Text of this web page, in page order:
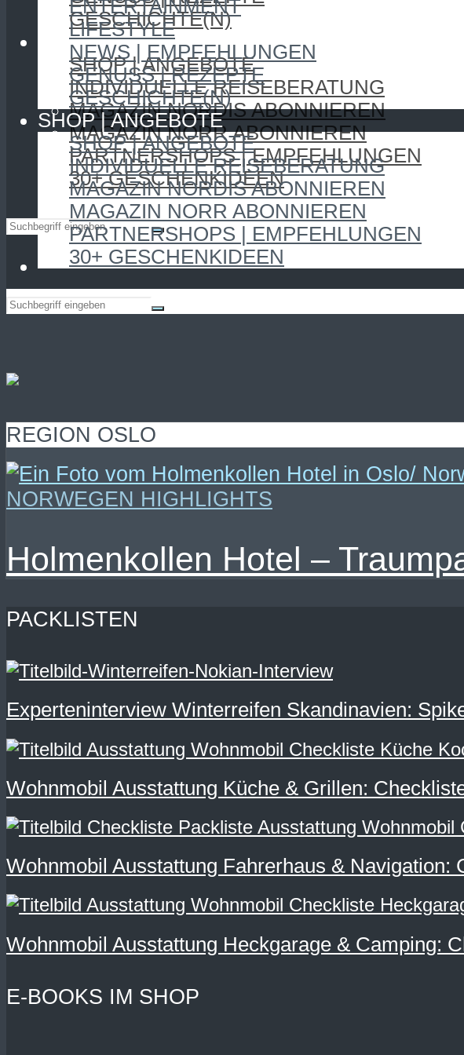
GESCHICHTE(N)
SHOP | ANGEBOTE
SHOP | ANGEBOTE
INDIVIDUELLE REISEBERATUNG
MAGAZIN NORDIS ABONNIEREN
MAGAZIN NORR ABONNIEREN
PARTNERSHOPS | EMPFEHLUNGEN
30+ GESCHENKIDEEN
ENTERTAINMENT
LIFESTYLE
NEWS | EMPFEHLUNGEN
GENUSS | REZEPTE
GESCHICHTE(N)
SHOP | ANGEBOTE
SHOP | ANGEBOTE
INDIVIDUELLE REISEBERATUNG
MAGAZIN NORDIS ABONNIEREN
MAGAZIN NORR ABONNIEREN
PARTNERSHOPS | EMPFEHLUNGEN
30+ GESCHENKIDEEN
REGION OSLO
NORWEGEN HIGHLIGHTS
Holmenkollen Hotel –
PACKLISTEN
Experteninterview Winterreifen Skandinavien:
Wohnmobil Ausstattung Küche & Grillen:
Wohnmobil Ausstattung Fahrerhaus & Navigation:
Wohnmobil Ausstattung Heckgarage & Camping:
E-BOOKS IM SHOP